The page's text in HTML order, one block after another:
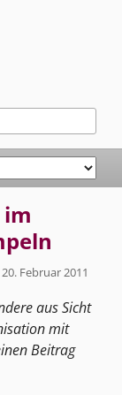
im
Februar 2011
aus Sicht
mit
Beitrag